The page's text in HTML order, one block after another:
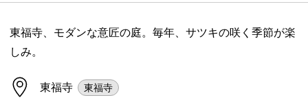
東福寺、モダンな意匠の庭。毎年、サツキの咲く季節が楽
しみ。
東福寺 東福寺